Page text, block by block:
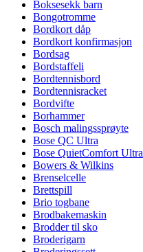
Boksesekk barn
Bongotromme
Bordkort dåp
Bordkort konfirmasjon
Bordsag
Bordstaffeli
Bordtennisbord
Bordtennisracket
Bordvifte
Borhammer
Bosch malingssprøyte
Bose QC Ultra
Bose QuietComfort Ultra
Bowers & Wilkins
Brenselcelle
Brettspill
Brio togbane
Brodbakemaskin
Brodder til sko
Broderigarn